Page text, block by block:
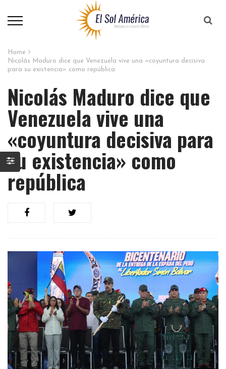
Home
Nicolás Maduro dice que Venezuela vive una «coyuntura decisiva
para su existencia» como república
Nicolás Maduro dice que
Venezuela vive una
«coyuntura decisiva para
su existencia» como
república